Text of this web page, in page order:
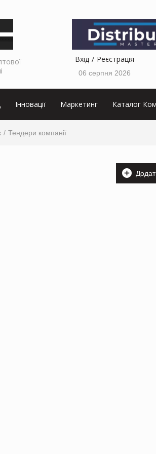
Вхід Реєстрація
06 серпня 2026
Інновації Маркетинг Каталог
Тендери компанії